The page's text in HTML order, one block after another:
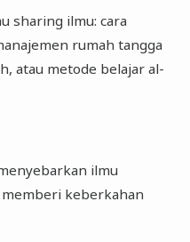
sharing ilmu: cara
rumah tangga
atau metode belajar al-
keberkahan